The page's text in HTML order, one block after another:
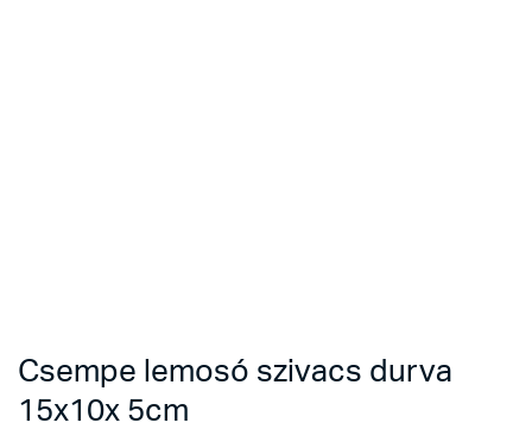
Csempe lemosó szivacs durva
15x10x 5cm